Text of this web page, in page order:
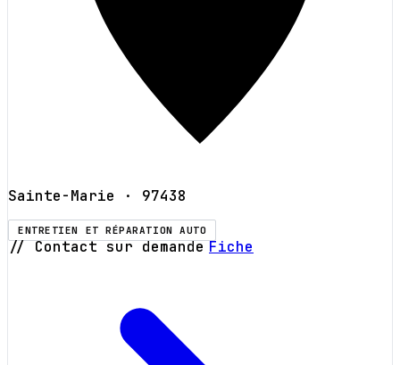
Sainte-Marie · 97438
ENTRETIEN ET RÉPARATION AUTO
// Contact sur demande Fiche